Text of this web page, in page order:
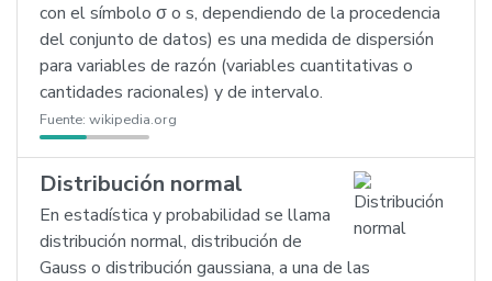
con el símbolo σ o s, dependiendo de la procedencia
del conjunto de datos) es una medida de dispersión
para variables de razón (variables cuantitativas o
cantidades racionales) y de intervalo.
Fuente: wikipedia.org
Distribución normal
En estadística y probabilidad se llama
distribución normal, distribución de
Gauss o distribución gaussiana, a una de las